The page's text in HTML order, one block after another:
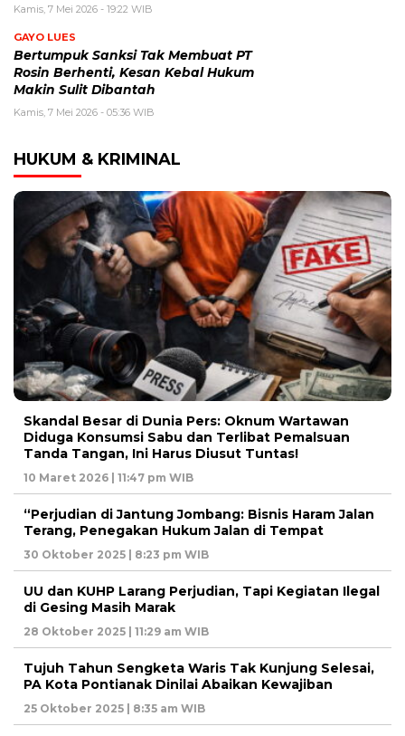
Kamis, 7 Mei 2026 - 19:22 WIB
GAYO LUES
Bertumpuk Sanksi Tak Membuat PT
Rosin Berhenti, Kesan Kebal Hukum
Makin Sulit Dibantah
Kamis, 7 Mei 2026 - 05:36 WIB
HUKUM & KRIMINAL
Skandal Besar di Dunia Pers: Oknum Wartawan
Diduga Konsumsi Sabu dan Terlibat Pemalsuan
Tanda Tangan, Ini Harus Diusut Tuntas!
10 Maret 2026 | 11:47 pm WIB
“Perjudian di Jantung Jombang: Bisnis Haram Jalan
Terang, Penegakan Hukum Jalan di Tempat
30 Oktober 2025 | 8:23 pm WIB
UU dan KUHP Larang Perjudian, Tapi Kegiatan Ilegal
di Gesing Masih Marak
28 Oktober 2025 | 11:29 am WIB
Tujuh Tahun Sengketa Waris Tak Kunjung Selesai,
PA Kota Pontianak Dinilai Abaikan Kewajiban
25 Oktober 2025 | 8:35 am WIB